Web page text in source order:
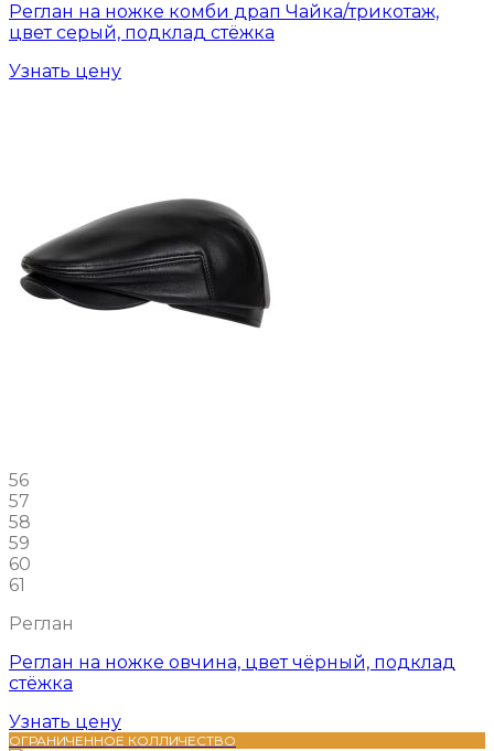
Реглан на ножке комби драп Чайка/трикотаж,
цвет серый, подклад стёжка
Узнать цену
56
57
58
59
60
61
Реглан
Реглан на ножке овчина, цвет чёрный, подклад
стёжка
Узнать цену
ОГРАНИЧЕННОЕ КОЛЛИЧЕСТВО